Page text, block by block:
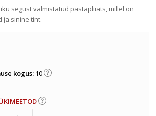
segust valmistatud pastapliiats, millel on
ja sinine tint.
kogus: 10